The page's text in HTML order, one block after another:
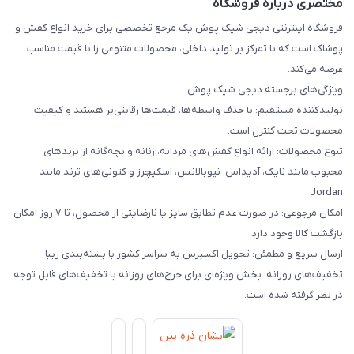
مختصری درباره فروشگاه
فروشگاه اینترنتی دیجی شیک پوش یک مرجع تخصصی برای خرید انواع کفش و
پوشاک است که با تمرکز بر تولید داخلی، محصولات متنوعی را با قیمت مناسب
عرضه می‌کند.
ویژگی‌های برجسته دیجی شیک پوش:
تولیدکننده مستقیم: با حذف واسطه‌ها، قیمت‌ها رقابتی‌تر هستند و کیفیت
محصولات تحت کنترل است.
تنوع محصولات: ارائه انواع کفش‌های مردانه، زنانه و بچه‌گانه از برندهای
محبوب مانند نایک، آدیداس، نیوبالانس، اسکیچرز و کتونی‌های ترند مانند
Jordan
امکان مرجوعی: در صورت عدم تطابق سایز یا نارضایتی از محصول، تا ۷ روز امکان
بازگشت کالا وجود دارد.
ارسال سریع و مطمئن: تحویل اکسپرس به سراسر کشور با بسته‌بندی زیبا
تخفیف‌های روزانه: بخش ویژه‌ای برای حراج‌های روزانه با تخفیف‌های قابل توجه
در نظر گرفته شده است.